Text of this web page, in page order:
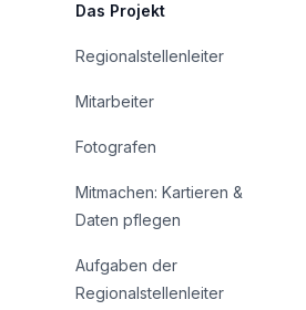
Das Projekt
Regionalstellenleiter
Mitarbeiter
Fotografen
Mitmachen: Kartieren &
Daten pflegen
Aufgaben der
Regionalstellenleiter